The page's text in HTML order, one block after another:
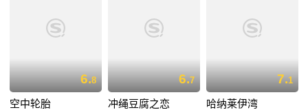
6.8
空中轮胎
6.7
冲绳豆腐之恋
7.1
哈纳莱伊湾